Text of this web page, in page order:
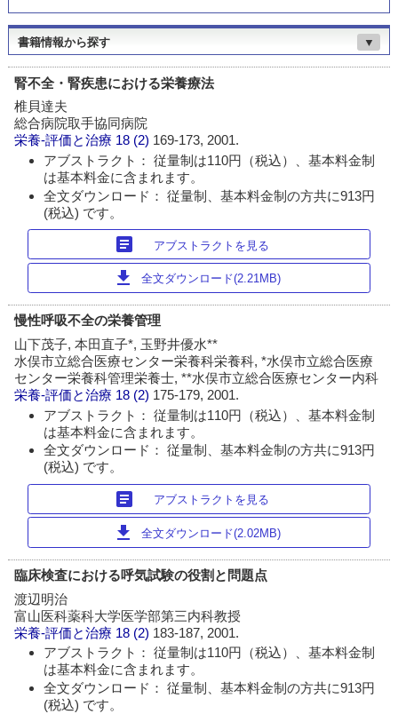
書籍情報から探す ▼
腎不全・腎疾患における栄養療法
椎貝達夫
総合病院取手協同病院
栄養-評価と治療 18 (2) 169-173, 2001.
アブストラクト： 従量制は110円（税込）、基本料金制
は基本料金に含まれます。
全文ダウンロード： 従量制、基本料金制の方共に913円
(税込) です。
article アブストラクトを見る
download 全文ダウンロード(2.21MB)
慢性呼吸不全の栄養管理
山下茂子, 本田直子*, 玉野井優水**
水俣市立総合医療センター栄養科栄養科, *水俣市立総合医療
センター栄養科管理栄養士, **水俣市立総合医療センター内科
栄養-評価と治療 18 (2) 175-179, 2001.
アブストラクト： 従量制は110円（税込）、基本料金制
は基本料金に含まれます。
全文ダウンロード： 従量制、基本料金制の方共に913円
(税込) です。
article アブストラクトを見る
download 全文ダウンロード(2.02MB)
臨床検査における呼気試験の役割と問題点
渡辺明治
富山医科薬科大学医学部第三内科教授
栄養-評価と治療 18 (2) 183-187, 2001.
アブストラクト： 従量制は110円（税込）、基本料金制
は基本料金に含まれます。
全文ダウンロード： 従量制、基本料金制の方共に913円
(税込) です。